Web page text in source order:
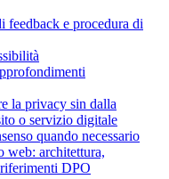
feedback e procedura di
la privacy sin dalla
o servizio digitale
quando necessario
web: architettura,
DPO